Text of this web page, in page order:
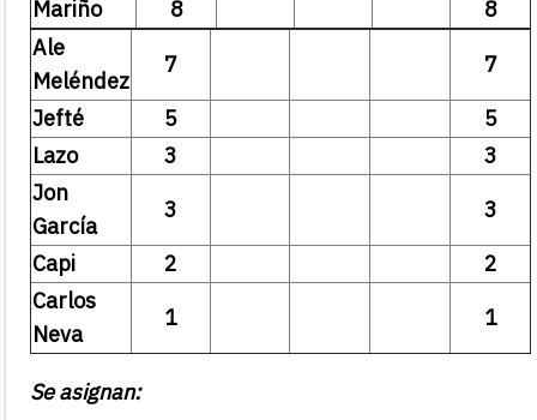
Mariño 8
8
Ale
Meléndez
7
7
Jefté
5
5
Lazo
3
3
Jon
García
3
3
Capi
2
2
Carlos
Neva
1 1
Se asignan: